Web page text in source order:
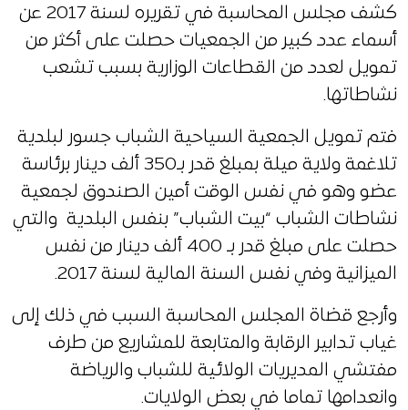
كشف مجلس المحاسبة في تقريره لسنة 2017 عن
أسماء عدد كبير من الجمعيات حصلت على أكثر من
تمويل لعدد من القطاعات الوزارية بسبب تشعب
نشاطاتها.
فتم تمويل الجمعية السياحية الشباب جسور لبلدية
تلاغمة ولاية ميلة بمبلغ قدر بـ350 ألف دينار برئاسة
عضو وهو في نفس الوقت أمين الصندوق لجمعية
نشاطات الشباب “بيت الشباب” بنفس البلدية والتي
حصلت على مبلغ قدر بـ 400 ألف دينار من نفس
الميزانية وفي نفس السنة المالية لسنة 2017.
وأرجع قضاة المجلس المحاسبة السبب في ذلك إلى
غياب تدابير الرقابة والمتابعة للمشاريع من طرف
مفتشي المديريات الولائية للشباب والرياضة
وانعدامها تماما في بعض الولايات.